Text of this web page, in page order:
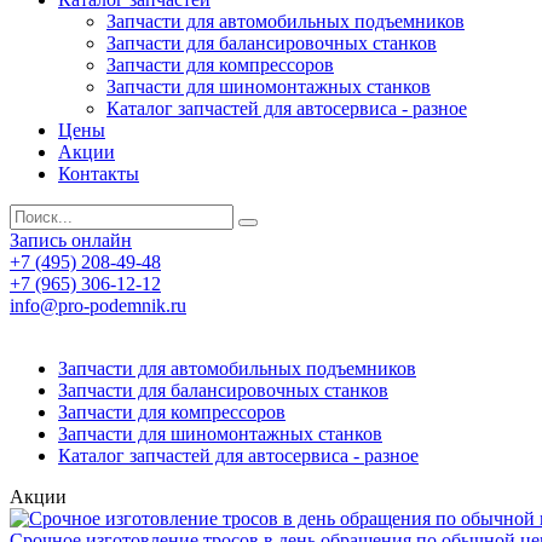
Запчасти для автомобильных подъемников
Запчасти для балансировочных станков
Запчасти для компрессоров
Запчасти для шиномонтажных станков
Каталог запчастей для автосервиса - разное
Цены
Акции
Контакты
Запись онлайн
+7 (495) 208-49-48
+7 (965) 306-12-12
info@pro-podemnik.ru
Запчасти для автомобильных подъемников
Запчасти для балансировочных станков
Запчасти для компрессоров
Запчасти для шиномонтажных станков
Каталог запчастей для автосервиса - разное
Акции